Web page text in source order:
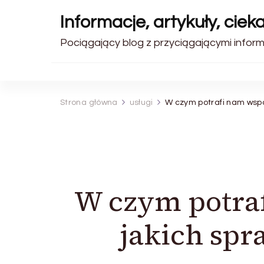
Informacje, artykuły,
Pociągający blog z przyciągającymi
Strona główna usługi W czym potrafi nam
W czym
jakich